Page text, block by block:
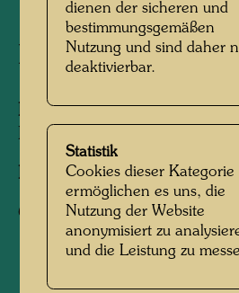
Hundertwasser in
Personen am Foto:
Hundertwasser
Fotograf:Bernd Lötsch
Copyright:Courtesy Bernd
dienen der sicheren und
bestimmungsgemäßen
Nutzung und sind daher
deaktivierbar.
Statistik
Cookies dieser Kategorie
ermöglichen es uns, die
Nutzung der Website
anonymisiert zu
und die Leistung zu